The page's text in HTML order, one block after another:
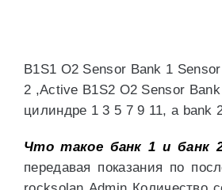
B1S1 O2 Sensor Bank 1
2 ,Active B1S2 O2 Sensor
цилиндре 1 3 5 7 9 11, а bank
Что такое банк 1 и банк
передавая показания по